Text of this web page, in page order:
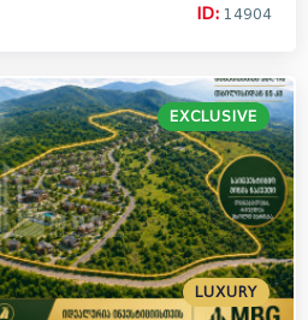
ID: 14904
LUXURY
EXCLUSIVE